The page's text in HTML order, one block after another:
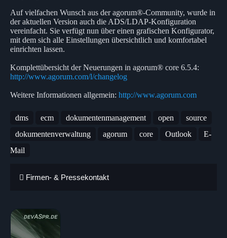
Auf vielfachen Wunsch aus der agorum®-Community, wurde in
der aktuellen Version auch die ADS/LDAP-Konfiguration
vereinfacht. Sie verfügt nun über einen grafischen Konfigurator,
mit dem sich alle Einstellungen übersichtlich und komfortabel
einrichten lassen.
Komplettübersicht der Neuerungen in agorum® core 6.5.4:
http://www.agorum.com/l/changelog
Weitere Informationen allgemein: http://www.agorum.com
dms ecm dokumentenmanagement open
source
dokumentenverwaltung
agorum core Outlook
E-
Mail
Firmen- & Pressekontakt